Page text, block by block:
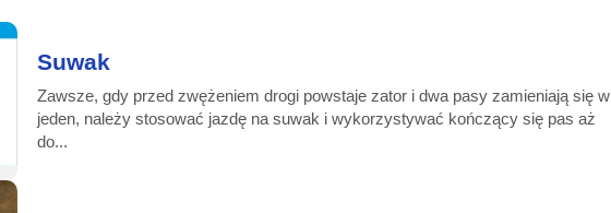
Suwak
Zawsze, gdy przed zwężeniem drogi powstaje zator i dwa pasy zamieniają się w
jeden, należy stosować jazdę na suwak i wykorzystywać kończący się pas aż
do...